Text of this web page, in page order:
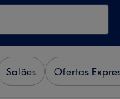
Salões Ofertas